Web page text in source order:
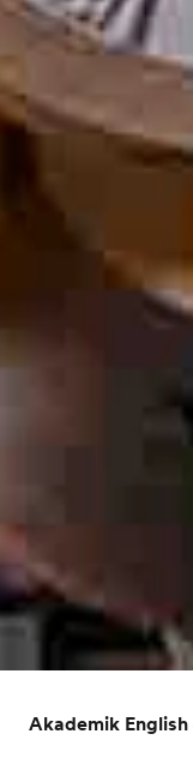
Akademik